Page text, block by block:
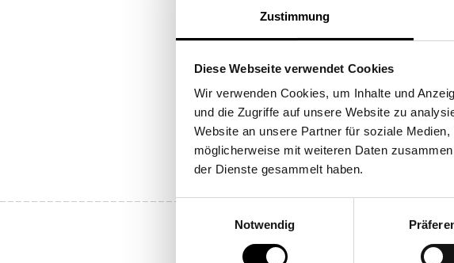
Zustimmung
Diese Webseite verwendet Cookies
Wir verwenden Cookies, um Inhalte und
und die Zugriffe auf unsere Website zu
Website an unsere Partner für soziale
möglicherweise mit weiteren Daten
der Dienste gesammelt haben.
Einwilligungsauswahl
Notwendig